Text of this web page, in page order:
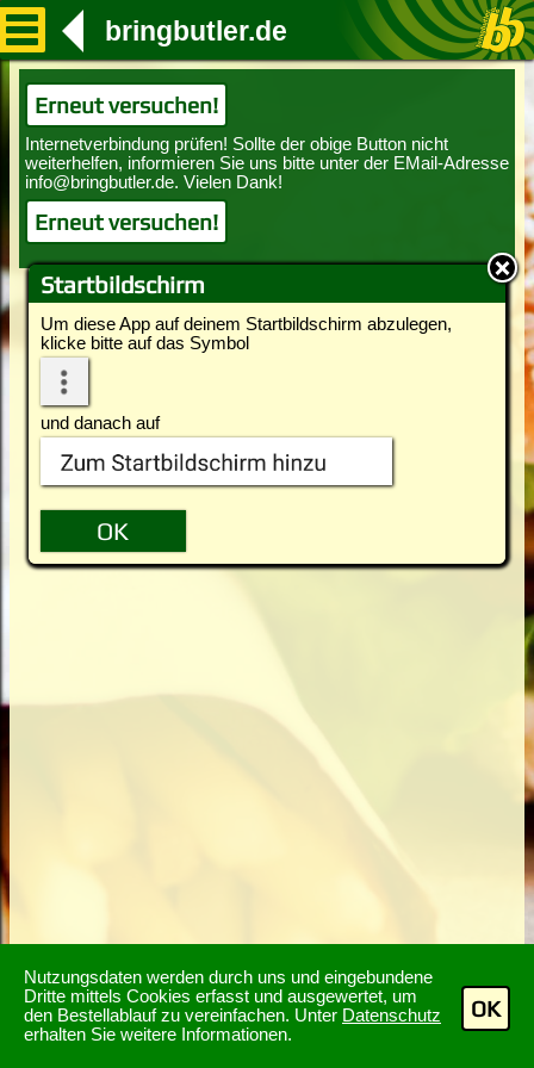
Nutzungsdaten werden durch uns und eingebundene
Dritte mittels Cookies erfasst und ausgewertet, um
den Bestellablauf zu vereinfachen. Unter Datenschutz
erhalten Sie weitere Informationen.
OK
Startbildschirm
Um diese App auf deinem Startbildschirm abzulegen,
klicke bitte auf das Symbol
und danach auf
bringbutler.de
Erneut versuchen!
Erneut versuchen!